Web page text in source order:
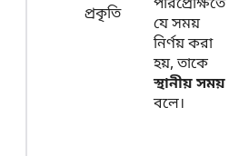
প্রকৃতি
পরিপ্রেক্ষিতে
যে সময়
নির্ণয় করা
হয়, তাকে
স্থানীয় সময়
বলে।